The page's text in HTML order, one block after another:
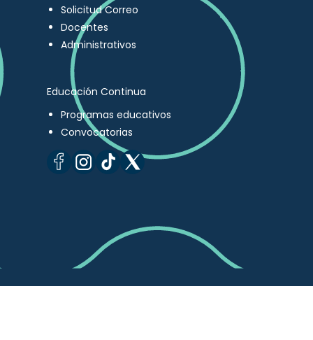
Solicitud Correo
Docentes
Administrativos
Educación Continua
Programas educativos
Convocatorias